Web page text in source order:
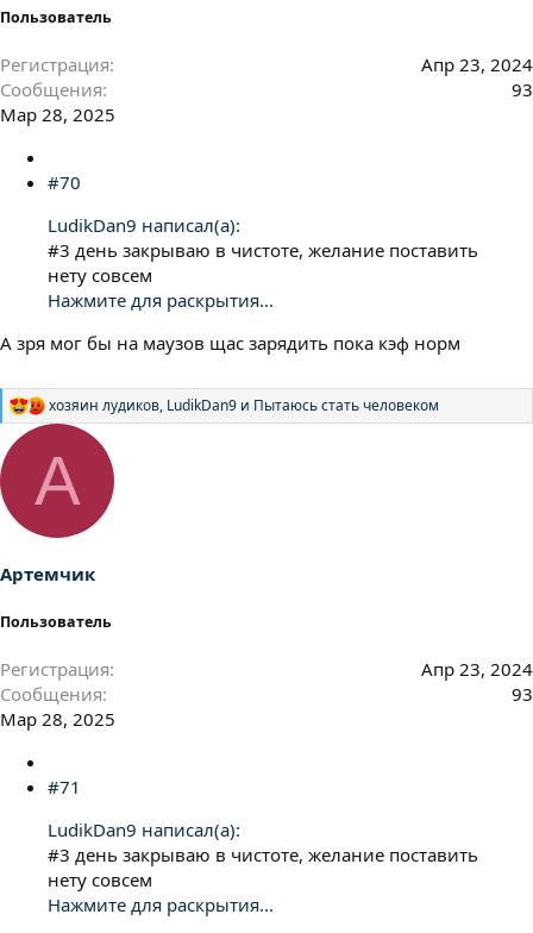
Пользователь
Регистрация
Апр 23, 2024
Сообщения
93
Мар 28, 2025
#70
LudikDan9 написал(а):
#3 день закрываю в чистоте, желание поставить
нету совсем
Нажмите для раскрытия...
А зря мог бы на маузов щас зарядить пока кэф норм
Р
а
и
и
хозяин лудиков, LudikDan9 и Пытаюсь стать человеком
А
Артемчик
Пользователь
Регистрация
Апр 23, 2024
Сообщения
93
Мар 28, 2025
#71
LudikDan9 написал(а):
#3 день закрываю в чистоте, желание поставить
нету совсем
Нажмите для раскрытия...